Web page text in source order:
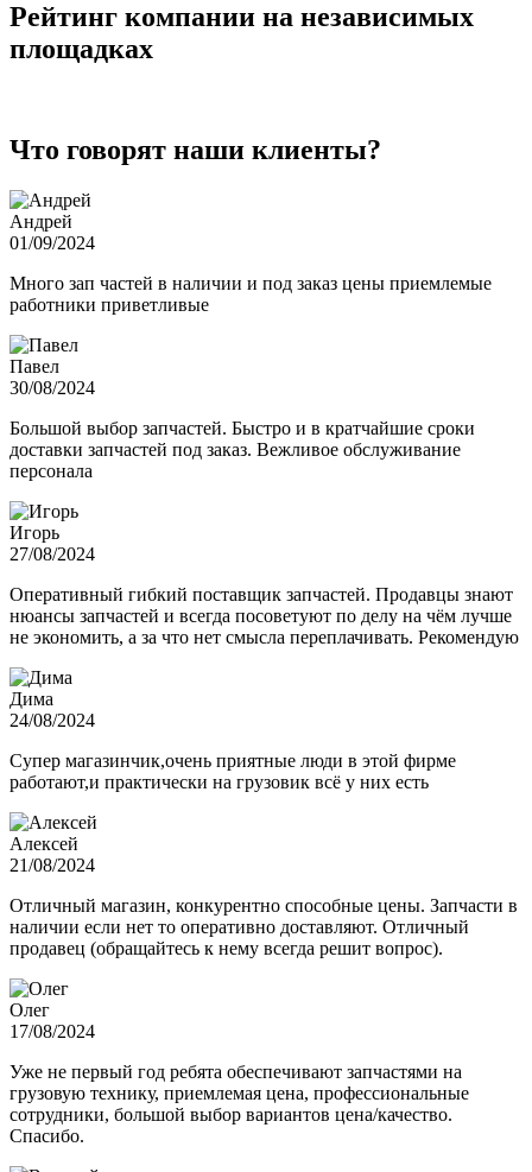
Рейтинг компании на независимых
площадках
Что говорят наши клиенты?
Андрей
01/09/2024
Много зап частей в наличии и под заказ цены приемлемые
работники приветливые
Павел
30/08/2024
Большой выбор запчастей. Быстро и в кратчайшие сроки
доставки запчастей под заказ. Вежливое обслуживание
персонала
Игорь
27/08/2024
Оперативный гибкий поставщик запчастей. Продавцы знают
нюансы запчастей и всегда посоветуют по делу на чём лучше
не экономить, а за что нет смысла переплачивать. Рекомендую
Дима
24/08/2024
Супер магазинчик,очень приятные люди в этой фирме
работают,и практически на грузовик всё у них есть
Алексей
21/08/2024
Отличный магазин, конкурентно способные цены. Запчасти в
наличии если нет то оперативно доставляют. Отличный
продавец (обращайтесь к нему всегда решит вопрос).
Олег
17/08/2024
Уже не первый год ребята обеспечивают запчастями на
грузовую технику, приемлемая цена, профессиональные
сотрудники, большой выбор вариантов цена/качество.
Спасибо.